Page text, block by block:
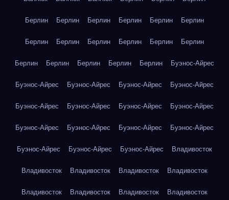
Берлин Берлин Берлин Берлин Берлин Берлин
Берлин Берлин Берлин Берлин Берлин Берлин
Берлин Берлин Берлин Берлин Берлин Буэнос-Айрес
Буэнос-Айрес Буэнос-Айрес Буэнос-Айрес Буэнос-Айрес
Буэнос-Айрес Буэнос-Айрес Буэнос-Айрес Буэнос-Айрес
Буэнос-Айрес Буэнос-Айрес Буэнос-Айрес Буэнос-Айрес
Буэнос-Айрес Буэнос-Айрес Буэнос-Айрес Владивосток
Владивосток Владивосток Владивосток Владивосток
Владивосток Владивосток Владивосток Владивосток